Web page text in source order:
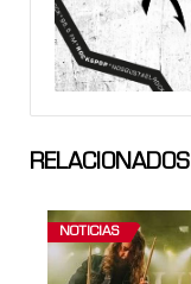
RELACIONADOS
NOTICIAS